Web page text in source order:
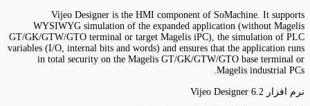
Vijeo Designer is the HMI component of SoMachine. It supports
WYSIWYG simulation of the expanded application (without Magelis
GT/GK/GTW/GTO terminal or target Magelis iPC), the simulation of PLC
variables (I/O, internal bits and words) and ensures that the application runs
in total security on the Magelis GT/GK/GTW/GTO base terminal or
Magelis industrial PCs.
نرم افزار Vijeo Designer 6.2